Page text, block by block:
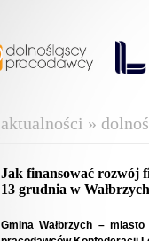
aktualności »
Jak finansować rozwój
13 grudnia w
Gmina Wałbrzych –